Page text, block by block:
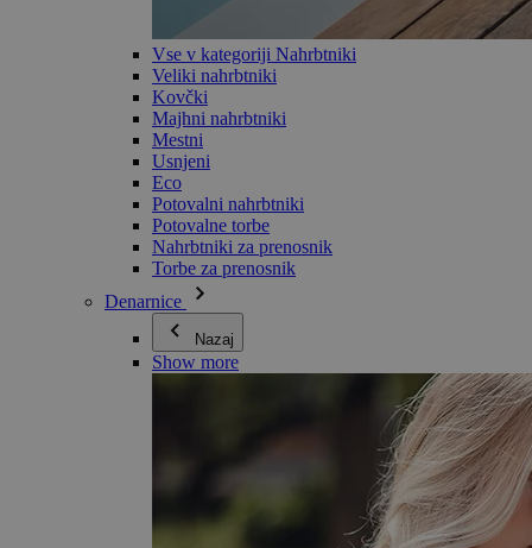
Vse v kategoriji Nahrbtniki
Veliki nahrbtniki
Kovčki
Majhni nahrbtniki
Mestni
Usnjeni
Eco
Potovalni nahrbtniki
Potovalne torbe
Nahrbtniki za prenosnik
Torbe za prenosnik
Denarnice
Nazaj
Show more